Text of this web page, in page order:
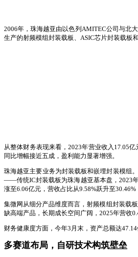
2006年，珠海越亚由以色列AMITEC公司与北
生产的射频模组封装载板、ASIC芯片封装载板
从整体财务表现来看，2023年营业收入17.05
同比增幅接近五成，盈利能力显著增强。
珠海越亚主要业务为封装载板和嵌埋封装模组
——传统IC封装载板为珠海越亚基本盘，2023年
涨至6.06亿元，营收占比从9.58%跃升至
集微网从细分产品维度而言，射频模组封装载
缺高端产品，长期成长空间广阔，2025年营收
财务健康度方面，今年3月末，资产总额达
多赛道布局，自研技术构筑壁垒